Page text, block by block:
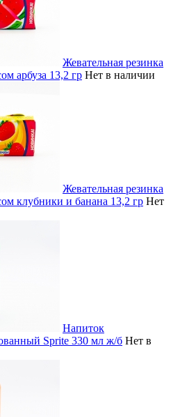
Жевательная резинка
арбуза 13,2 гр Нет в наличии
Жевательная резинка
клубники и банана 13,2 гр Нет
Напиток
Sprite 330 мл ж/б Нет в